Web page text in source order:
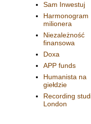
Sam Inwestuj
Harmonogram
milionera
Niezależność
finansowa
Doxa
APP funds
Humanista na
giełdzie
Recording
London